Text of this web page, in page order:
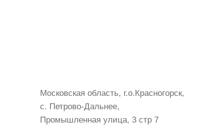
Московская область, г.о.Красногорск,
с. Петрово-Дальнее,
Промышленная улица, 3 стр 7